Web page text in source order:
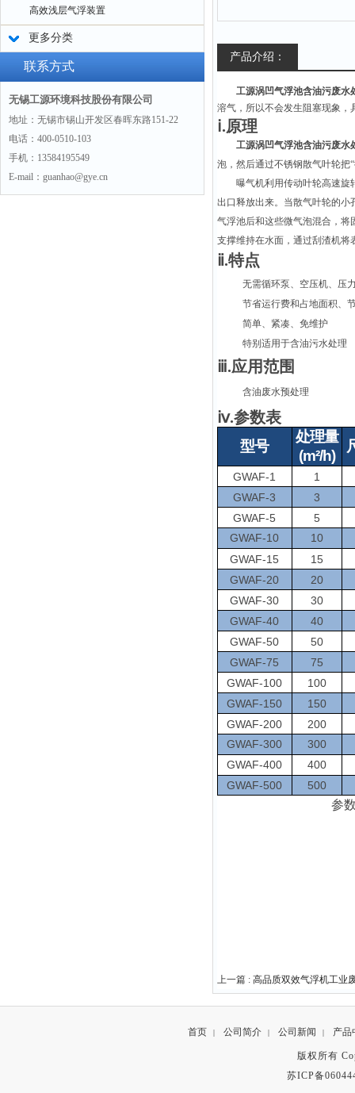
高效浅层气浮装置
更多分类
联系方式
无锡工源环境科技股份有限公司
地址：无锡市锡山开发区春晖东路151-22
电话：400-0510-103
手机：13584195549
E-mail：guanhao@gye.cn
产品介绍：
工源涡凹气浮池含油污废水
溶气，所以不会发生阻塞现象，
ⅰ.原理
工源涡凹气浮池含油污废水
泡，然后通过不锈钢散气叶轮把
曝气机利用传动叶轮高速旋
出口释放出来。当散气叶轮的小
气浮池后和这些微气泡混合，将
支撑维持在水面，通过刮渣机将
ⅱ.特点
无需循环泵、空压机、压
节省运行费和占地面积、
简单、紧凑、免维护
特别适用于含油污水处理
ⅲ.应用范围
含油废水预处理
ⅳ.参数表
型号
处理量
(m²/h)
GWAF-1
1
GWAF-3
3
GWAF-5
5
GWAF-10
10
GWAF-15
15
GWAF-20
20
GWAF-30
30
GWAF-40
40
GWAF-50
50
GWAF-75
75
GWAF-100
100
GWAF-150
150
GWAF-200
200
GWAF-300
300
GWAF-400
400
GWAF-500
500
参
上一篇 : 高品质双效气浮机工业
首页 | 公司简介 | 公司新闻 | 产品
版权所有
苏ICP备